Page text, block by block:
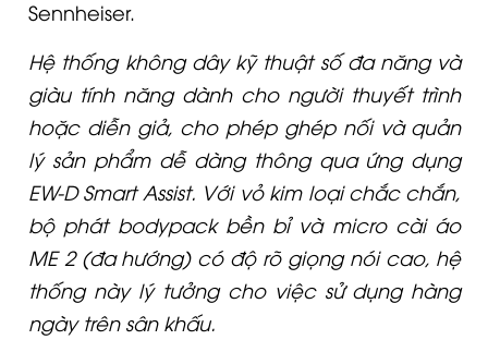
Sennheiser.
Hệ thống không dây kỹ thuật số đa năng và
giàu tính năng dành cho người thuyết trình
hoặc diễn giả, cho phép ghép nối và quản
lý sản phẩm dễ dàng thông qua ứng dụng
EW-D Smart Assist. Với vỏ kim loại chắc chắn,
bộ phát bodypack bền bỉ và micro cài áo
ME 2 (đa hướng) có độ rõ giọng nói cao, hệ
thống này lý tưởng cho việc sử dụng hàng
ngày trên sân khấu.